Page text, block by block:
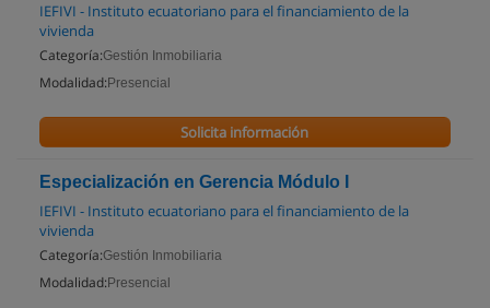
IEFIVI - Instituto ecuatoriano para el financiamiento de la
vivienda
Categoría:Gestión Inmobiliaria
Modalidad: Presencial
Solicita información
Especialización en Gerencia Módulo I
IEFIVI - Instituto ecuatoriano para el financiamiento de la
vivienda
Categoría:Gestión Inmobiliaria
Modalidad: Presencial